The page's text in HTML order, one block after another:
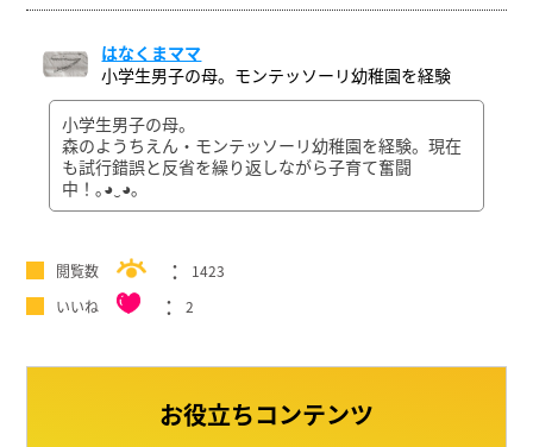
はなくまママ
小学生男子の母。モンテッソーリ幼稚園を経験
小学生男子の母。
森のようちえん・モンテッソーリ幼稚園を経験。現在
も試行錯誤と反省を繰り返しながら子育て奮闘
中！｡⁠◕⁠‿⁠◕⁠｡
閲覧数
1423
いいね
2
お役立ちコンテンツ